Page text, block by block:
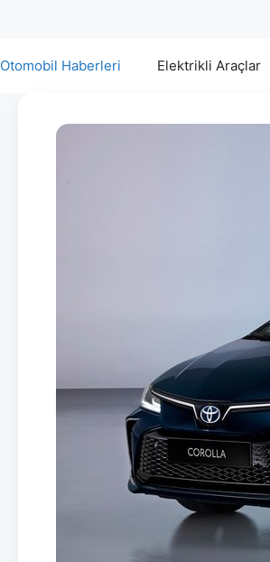
Otomobil Haberleri Elektrikli Araçlar